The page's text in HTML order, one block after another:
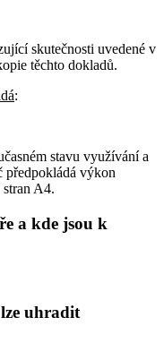
skutečnosti uvedené v
těchto dokladů.
:
stavu využívání a
předpokládá výkon
A4.
a kde jsou k
uhradit